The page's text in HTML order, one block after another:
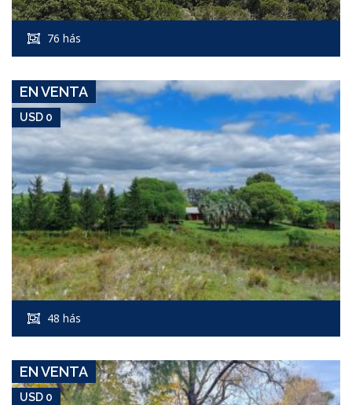
76 hás
Campo #7368
EN VENTA
USD 0
48 hás
USD 0
Campo #7602
EN VENTA
USD 0